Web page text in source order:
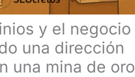
y el negocio
una dirección
una mina de oro